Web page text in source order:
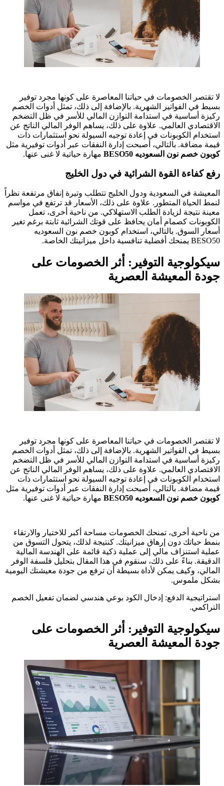
لا تقتصر الخصومات في حياتنا المعاصرة على كونها مجرد توفير
بسيط في الفواتير الشهرية. بالإضافة إلى ذلك، تمثل أدوات الخصم
ركيزة أساسية في استدامة التوازن المالي للأسر في ظل التضخم
الاقتصادي العالمي. علاوة على ذلك، يساهم الوفر المالي الناتج عن
استخدام الكوبونات في إعادة توجيه السيولة نحو استثمارات ذات
قيمة مضافة. بالتالي، أصبحت إدارة النفقات عبر أدوات توفيرية مثل
كوبون خصم نون السعوديه BESO50
مهارة حياتية لا غنى عنها.
رفع كفاءة القوة الشرائية في دول الخليج
المعيشة في السعودية ودول الخليج تتطلب وتيرة إنفاق مرتفعة نظراً
لنمط الحياة المتطور. علاوة على ذلك، الأسعار قد ترتفع في مواسم
معينة نتيجة لزيادة الطلب الاستهلاكي. من ناحية أخرى، تعمل
الكوبونات كصمام أمان يحافظ على قوتك الشرائية ثابتة برغم تغير
أسعار السوق. بالتالي، استخدام كوبون خصم نون السعوديه
BESO50 يمنحك أفضلية تنافسية داخل ميزانيتك الخاصة.
سيكولوجية التوفير: أثر الخصومات على
جودة المعيشة العصرية
لا تقتصر الخصومات في حياتنا المعاصرة على كونها مجرد توفير
بسيط في الفواتير الشهرية. بالإضافة إلى ذلك، تمثل أدوات الخصم
ركيزة أساسية في استدامة التوازن المالي للأسر في ظل التضخم
الاقتصادي العالمي. علاوة على ذلك، يساهم الوفر المالي الناتج عن
استخدام الكوبونات في إعادة توجيه السيولة نحو استثمارات ذات
قيمة مضافة. بالتالي، أصبحت إدارة النفقات عبر أدوات توفيرية مثل
كوبون خصم نون السعوديه BESO50
مهارة حياتية لا غنى عنها.
من ناحية أخرى، تمنحك الخصومات مساحة أكبر للاختيار والارتقاء
بنمط حياتك دون إرهاق ميزانيتك. كنتيجة لذلك، يتحول التسوق من
عملية استنزاف مالي إلى عملية ذكية قائمة على الهندسة المالية
الدقيقة. بناءً على ذلك، سنقوم في هذا المقال بتحليل فلسفة الوفر
المالي، وكيف يمكن لأداة بسيطة أن ترفع من جودة معيشتك اليومية
بشكل ملموس.
استراتيجية الدفع: إدخال الكود بوعي هندسي لضمان تفعيل الخصم
التراكمي.
سيكولوجية التوفير: أثر الخصومات على
جودة المعيشة العصرية